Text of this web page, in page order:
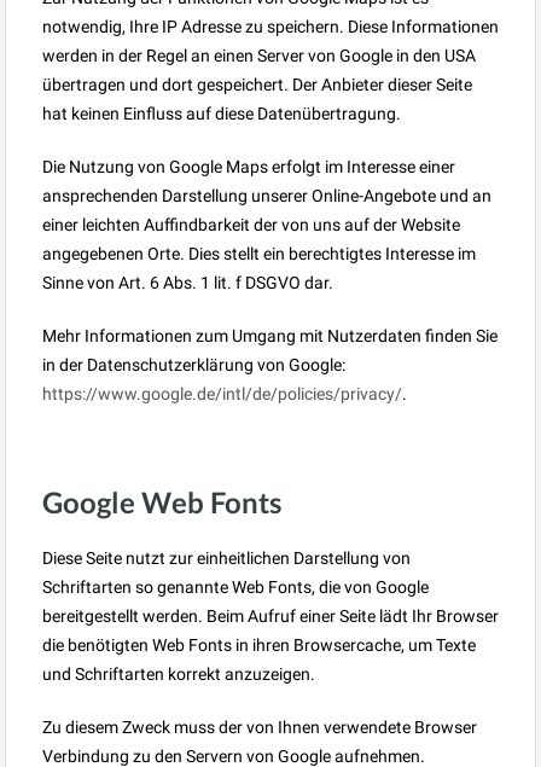
notwendig, Ihre IP Adresse zu speichern. Diese Informationen
werden in der Regel an einen Server von Google in den USA
übertragen und dort gespeichert. Der Anbieter dieser Seite
hat keinen Einfluss auf diese Datenübertragung.
Die Nutzung von Google Maps erfolgt im Interesse einer
ansprechenden Darstellung unserer Online-Angebote und an
einer leichten Auffindbarkeit der von uns auf der Website
angegebenen Orte. Dies stellt ein berechtigtes Interesse im
Sinne von Art. 6 Abs. 1 lit. f DSGVO dar.
Mehr Informationen zum Umgang mit Nutzerdaten finden Sie
in der Datenschutzerklärung von Google:
https://www.google.de/intl/de/policies/privacy/.
Google Web Fonts
Diese Seite nutzt zur einheitlichen Darstellung von
Schriftarten so genannte Web Fonts, die von Google
bereitgestellt werden. Beim Aufruf einer Seite lädt Ihr Browser
die benötigten Web Fonts in ihren Browsercache, um Texte
und Schriftarten korrekt anzuzeigen.
Zu diesem Zweck muss der von Ihnen verwendete Browser
Verbindung zu den Servern von Google aufnehmen.